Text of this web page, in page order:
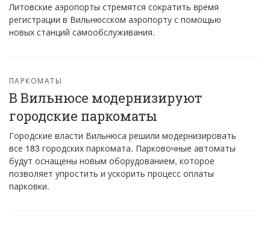
Литовские аэропорты стремятся сократить время
регистрации в Вильнюсском аэропорту с помощью
новых станций самообслуживания.
ПАРКОМАТЫ
В Вильнюсе модернизируют
городские паркоматы
Городские власти Вильнюса решили модернизировать
все 183 городских паркомата. Парковочные автоматы
будут оснащены новым оборудованием, которое
позволяет упростить и ускорить процесс оплаты
парковки.